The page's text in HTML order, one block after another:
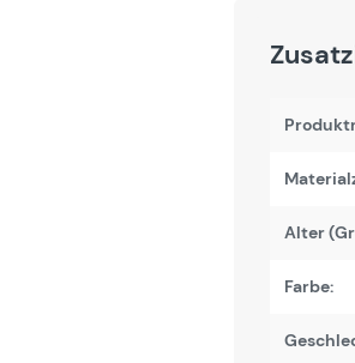
Alter
Farbe: